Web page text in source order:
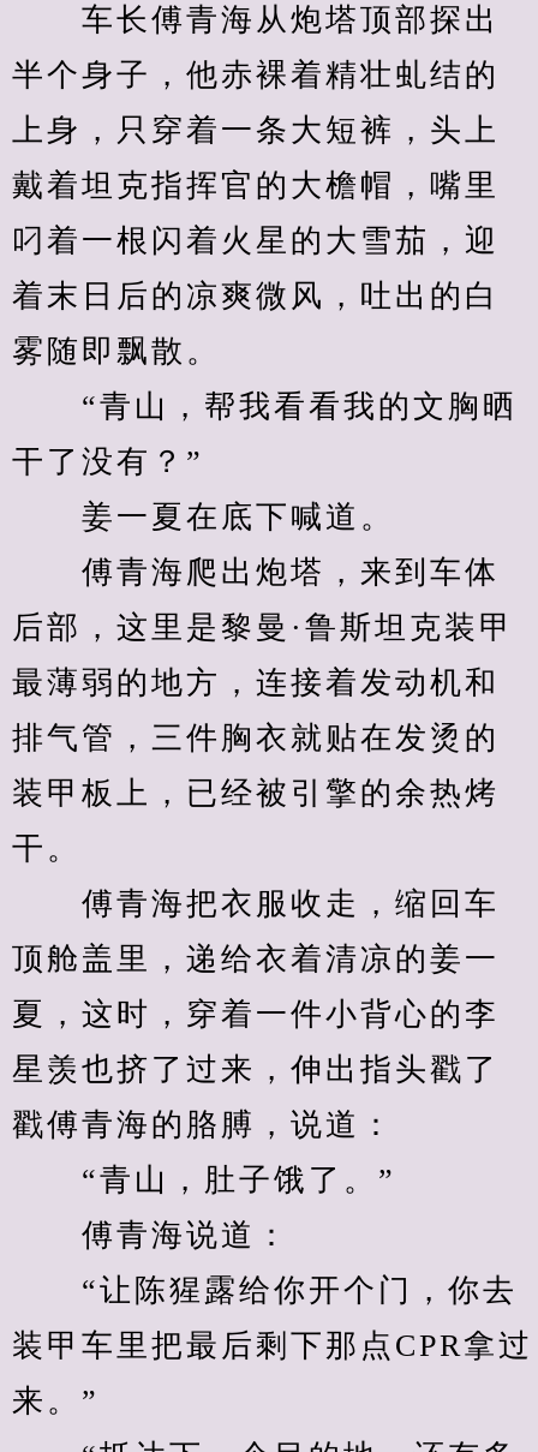
车长傅青海从炮塔顶部探出
半个身子，他赤裸着精壮虬结的
上身，只穿着一条大短裤，头上
戴着坦克指挥官的大檐帽，嘴里
叼着一根闪着火星的大雪茄，迎
着末日后的凉爽微风，吐出的白
雾随即飘散。
“青山，帮我看看我的文胸晒
干了没有？”
姜一夏在底下喊道。
傅青海爬出炮塔，来到车体
后部，这里是黎曼·鲁斯坦克装甲
最薄弱的地方，连接着发动机和
排气管，三件胸衣就贴在发烫的
装甲板上，已经被引擎的余热烤
干。
傅青海把衣服收走，缩回车
顶舱盖里，递给衣着清凉的姜一
夏，这时，穿着一件小背心的李
星羡也挤了过来，伸出指头戳了
戳傅青海的胳膊，说道：
“青山，肚子饿了。”
傅青海说道：
“让陈猩露给你开个门，你去
装甲车里把最后剩下那点CPR拿过
来。”